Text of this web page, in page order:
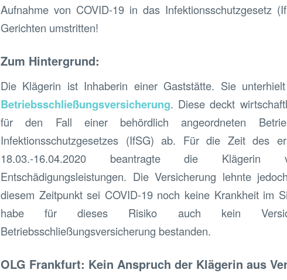
Aufnahme von COVID-19 in das Infektionsschutzgesetz
Gerichten umstritten!
Zum Hintergrund:
Die Klägerin ist Inhaberin einer Gaststätte. Sie
Betriebsschließungsversicherung. Diese deckt
für den Fall einer behördlich angeordneten
Infektionsschutzgesetzes (IfSG) ab. Für die Zeit des
18.03.-16.04.2020 beantragte die Klägerin
Entschädigungsleistungen. Die Versicherung lehnte
diesem Zeitpunkt sei COVID-19 noch keine Krankheit im
habe für dieses Risiko auch kein
Betriebsschließungsversicherung bestanden.
OLG Frankfurt: Kein Anspruch der Klägerin aus